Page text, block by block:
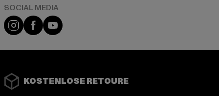
Instagram
FacebookYouTube
KOSTENLOSE RETOURE